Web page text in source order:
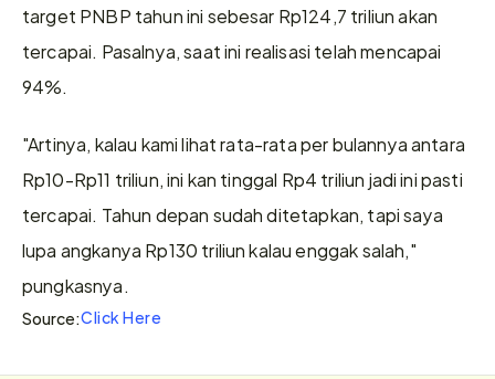
target PNBP tahun ini sebesar Rp124,7 triliun akan
tercapai. Pasalnya, saat ini realisasi telah mencapai
94%.
"Artinya, kalau kami lihat rata-rata per bulannya antara
Rp10-Rp11 triliun, ini kan tinggal Rp4 triliun jadi ini pasti
tercapai. Tahun depan sudah ditetapkan, tapi saya
lupa angkanya Rp130 triliun kalau enggak salah,"
pungkasnya.
Source:Click Here